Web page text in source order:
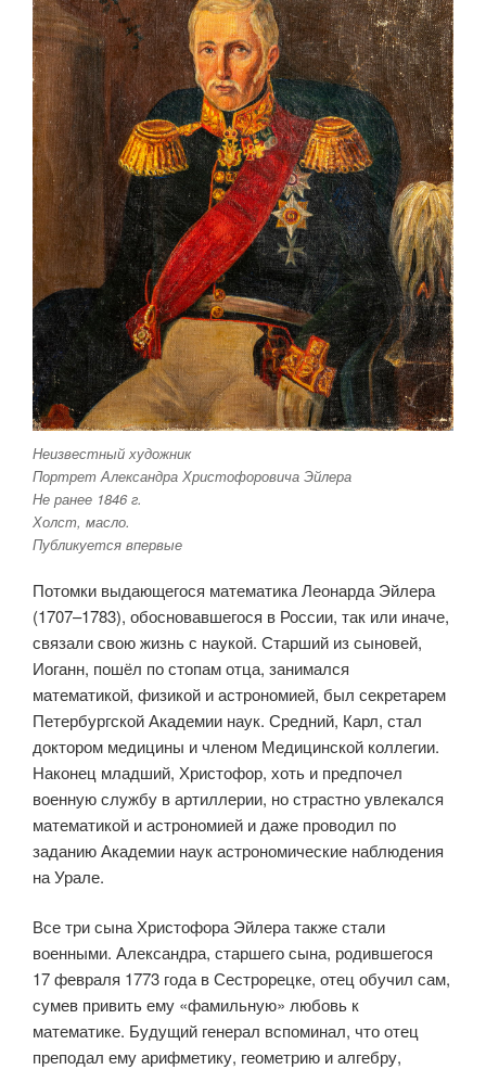
Неизвестный художник
Портрет Александра Христофоровича Эйлера
Не ранее 1846 г.
Холст, масло.
Публикуется впервые
Потомки выдающегося математика Леонарда Эйлера
(1707–1783), обосновавшегося в России, так или иначе,
связали свою жизнь с наукой. Старший из сыновей,
Иоганн, пошёл по стопам отца, занимался
математикой, физикой и астрономией, был секретарем
Петербургской Академии наук. Средний, Карл, стал
доктором медицины и членом Медицинской коллегии.
Наконец младший, Христофор, хоть и предпочел
военную службу в артиллерии, но страстно увлекался
математикой и астрономией и даже проводил по
заданию Академии наук астрономические наблюдения
на Урале.
Все три сына Христофора Эйлера также стали
военными. Александра, старшего сына, родившегося
17 февраля 1773 года в Сестрорецке, отец обучил сам,
сумев привить ему «фамильную» любовь к
математике. Будущий генерал вспоминал, что отец
преподал ему арифметику, геометрию и алгебру,